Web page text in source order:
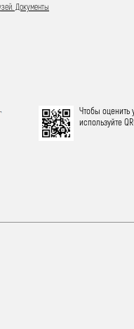
Документы
Чтобы оценить
используйте